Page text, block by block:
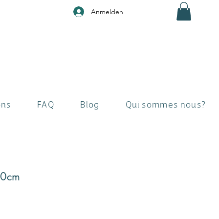
Anmelden
FAQ Blog Qui sommes nous?